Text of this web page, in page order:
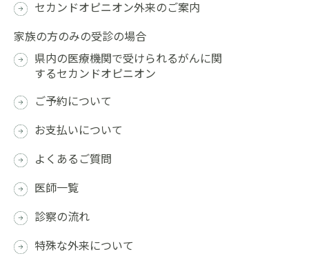
セカンドオピニオン外来のご案内
家族の方のみの受診の場合
県内の医療機関で受けられるがんに関
するセカンドオピニオン
ご予約について
お支払いについて
よくあるご質問
医師一覧
診察の流れ
特殊な外来について